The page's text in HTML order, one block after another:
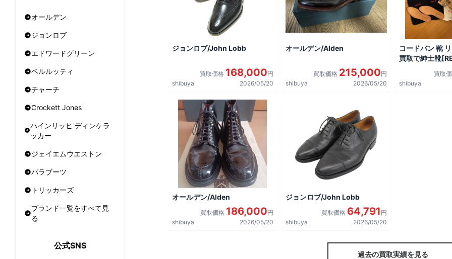
オールデン
ジョンロブ
エドワードグリーン
ベルルッティ
チャーチ
Crockett Jones
ハインリッヒ ディンケラ
ッカー
ジェイエムウエストン
パラブーツ
トリッカーズ
ブランド一覧をすべて見
る
公式SNS
ジョンロブ/John Lobb
買取価格 168,000円
shibuya
2026/05/20
オールデン/Alden
買取価格 215,000円
shibuya
2026/05/20
コードバン 靴
買取で紳士靴
買取
shibuya
オールデン/Alden
買取価格 186,000円
shibuya
2026/05/20
ジョンロブ/John Lobb
買取価格 64,791 円
shibuya
2026/05/20
過去の買取実績を見る